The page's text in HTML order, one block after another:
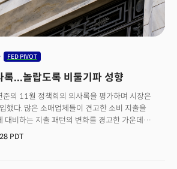
능성이 매우 그럴듯하고 아직 달성 가능하다."고
지금까지 겪은 인플레이션은 대부분 일시적인
진이나 제약 때문이었다고 밝힌 점이다. 이는
현상일 수 있음을 시사한 것으로 판단된다.
FED PIVOT
록...놀랍도록 비둘기파 성향
의 11월 정책회의 의사록을 평가하며 시장은
했다. 많은 소매업체들이 견고한 소비 지출을
대비하는 지출 패턴의 변화를 경고한 가운데
기업들의 노력은 계속되는 모습이다. 기업들의
PDT